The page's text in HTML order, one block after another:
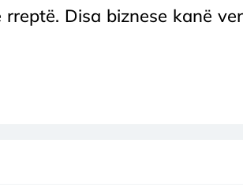
Disa biznese kanë